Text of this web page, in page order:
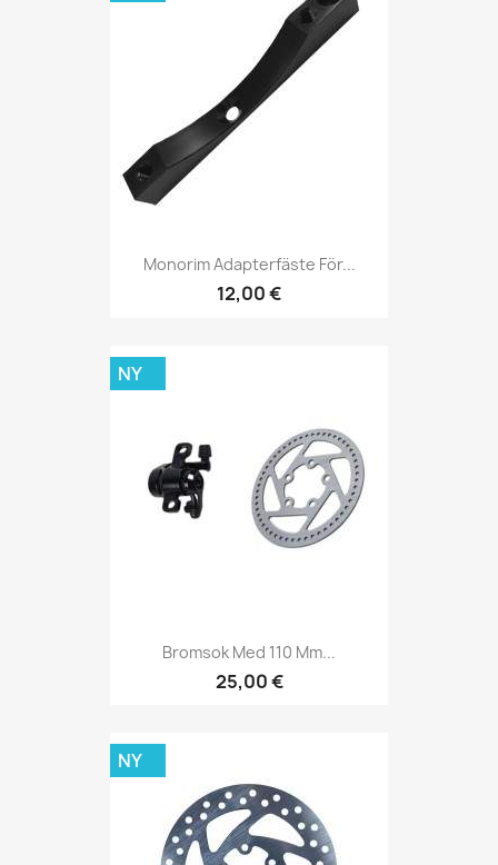
Monorim Adapterfäste För...
12,00 €
Bromsok Med 110 Mm...
25,00 €
NY
NY